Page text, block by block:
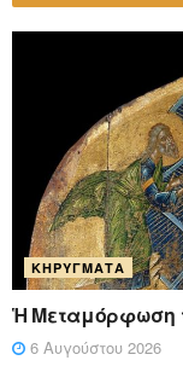
ΚΗΡΎΓΜΑΤΑ
Ἡ Μεταμόρφωση
6 Αυγούστου 2026